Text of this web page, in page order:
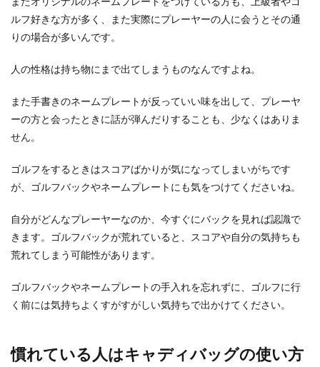
ルフ好きな方が多く、また実際にプレーヤーの人に会うとその通
りの場合が多いんです。
人の性格は持ち物にまで出てしまうものなんですよね。
また手書きのネームプレートが反っていい味を出して、プレーヤ
ーの方と会ったときに話が弾んだりすることも、少なくはありま
せん。
ゴルフをするときはスコアばかりが気になってしまいがちです
が、ゴルフバックやネームプレートにも気をつけてくださいね。
自分がどんなプレーヤーなのか、今すぐにバックを見れば認識で
きます。ゴルフバックが荒れていると、スコアや自分の気持ちも
荒れてしまう可能性があります。
ゴルフバックやネームプレートの手入れを忘れずに、ゴルフに行
く前には気持ちよくすがすがしい気持ちで出かけてください。
慣れている人はキャディバッグの使い方